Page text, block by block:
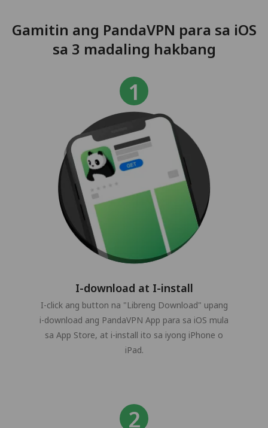
Gamitin ang PandaVPN para sa iOS
sa 3 madaling hakbang
I-download at I-install
I-click ang button na "Libreng Download" upang
i-download ang PandaVPN App para sa iOS mula
sa App Store, at i-install ito sa iyong iPhone o
iPad.